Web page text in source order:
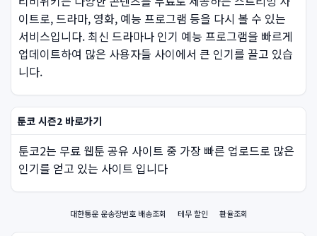
이트로, 드라마, 영화, 예능 프로그램 등을 다시 볼 수 있는
서비스입니다. 최신 드라마나 인기 예능 프로그램을 빠르게
업데이트하여 많은 사용자들 사이에서 큰 인기를 끌고 있습
니다.
툰코 시즌2 바로가기
툰코2는 무료 웹툰 공유 사이트 중 가장 빠른 업로드로 많은
인기를 얻고 있는 사이트 입니다
대한통운 운송장번호 배송조회 테무 할인 환율조회